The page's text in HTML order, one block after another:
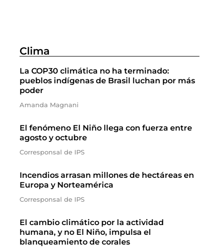
Clima
La COP30 climática no ha terminado:
pueblos indígenas de Brasil luchan por más
poder
Amanda Magnani
El fenómeno El Niño llega con fuerza entre
agosto y octubre
Corresponsal de IPS
Incendios arrasan millones de hectáreas en
Europa y Norteamérica
Corresponsal de IPS
El cambio climático por la actividad
humana, y no El Niño, impulsa el
blanqueamiento de corales